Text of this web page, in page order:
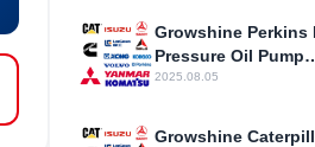
山猫
Growshine Perkins
Pressure Oil Pump
2643B315P Agent
2025.08.05
Growshine